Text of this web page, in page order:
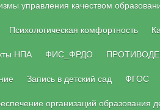
управления качеством
Психологическая комфортность
НПА ФИС_ФРДО
Запись в детский сад ФГОС
организаций образования